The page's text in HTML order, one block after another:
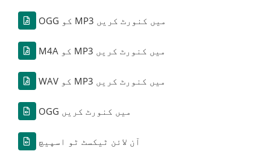
OGG کو MP3 میں کنورٹ کریں
M4A کو MP3 میں کنورٹ کریں
WAV کو MP3 میں کنورٹ کریں
OGG میں کنورٹ کریں
آن لائن ٹیکسٹ ٹو اسپیچ